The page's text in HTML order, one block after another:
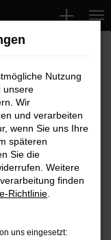
können:
deine
deine
Nutzung
unsere
Wir
und verarbeiten
wenn Sie uns Ihre
späteren
Sie die
Weitere
finden
Richtlinie
uns eingesetzt: